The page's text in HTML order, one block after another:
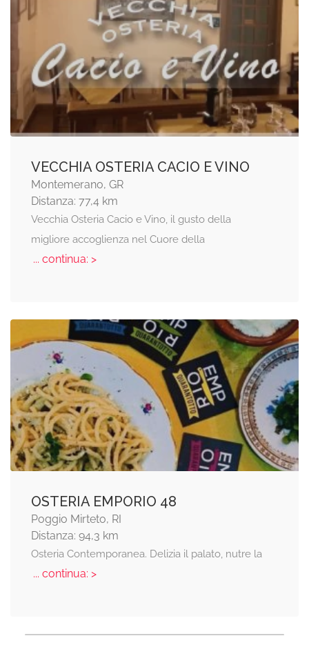
VECCHIA OSTERIA CACIO E VINO
Montemerano, GR
Distanza: 77,4 km
Vecchia Osteria Cacio e Vino, il gusto della
migliore accoglienza nel Cuore della
... continua: >
OSTERIA EMPORIO 48
Poggio Mirteto, RI
Distanza: 94,3 km
Osteria Contemporanea. Delizia il palato, nutre la
... continua: >